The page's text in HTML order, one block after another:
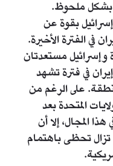
بشكل ملحوظ.
بقوة عن
في الفترة الأخيرة.
وإسرائيل مستعدتان
في فترة تشهد
على الرغم من
المتحدة بعد
المجال، إلا أن
تزال تحظى باهتمام